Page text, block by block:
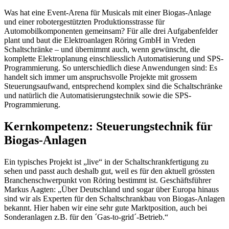
Was hat eine Event-Arena für Musicals mit einer Biogas-Anlage
und einer robotergestützten Produktionsstrasse für
Automobilkomponenten gemeinsam? Für alle drei Aufgabenfelder
plant und baut die Elektroanlagen Röring GmbH in Vreden
Schaltschränke – und übernimmt auch, wenn gewünscht, die
komplette Elektroplanung einschliesslich Automatisierung und SPS-
Programmierung. So unterschiedlich diese Anwendungen sind: Es
handelt sich immer um anspruchsvolle Projekte mit grossem
Steuerungsaufwand, entsprechend komplex sind die Schaltschränke
und natürlich die Automatisierungstechnik sowie die SPS-
Programmierung.
Kernkompetenz: Steuerungstechnik für
Biogas-Anlagen
Ein typisches Projekt ist „live“ in der Schaltschrankfertigung zu
sehen und passt auch deshalb gut, weil es für den aktuell grössten
Branchenschwerpunkt von Röring bestimmt ist. Geschäftsführer
Markus Aagten: „Über Deutschland und sogar über Europa hinaus
sind wir als Experten für den Schaltschrankbau von Biogas-Anlagen
bekannt. Hier haben wir eine sehr gute Marktposition, auch bei
Sonderanlagen z.B. für den ´Gas-to-grid´-Betrieb.“